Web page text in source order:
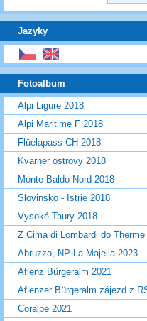
Jazyky
Fotoalbum
Alpi Ligure 2018
Alpi Maritime F 2018
Flüelapass CH 2018
Kvarner ostrovy 2018
Monte Baldo Nord 2018
Slovinsko - Istrie 2018
Vysoké Taury 2018
Z Cima di Lombardi do
Abruzzo, NP La Majella 2023
Aflenz Bürgeralm 2021
Aflenzer Bürgeralm zájezd z
Coralpe 2021